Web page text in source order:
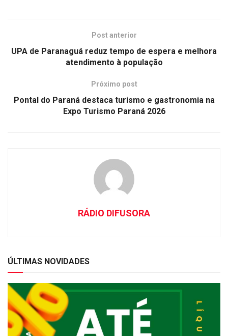
Post anterior
UPA de Paranaguá reduz tempo de espera e melhora
atendimento à população
Próximo post
Pontal do Paraná destaca turismo e gastronomia na
Expo Turismo Paraná 2026
RÁDIO DIFUSORA
ÚLTIMAS NOVIDADES